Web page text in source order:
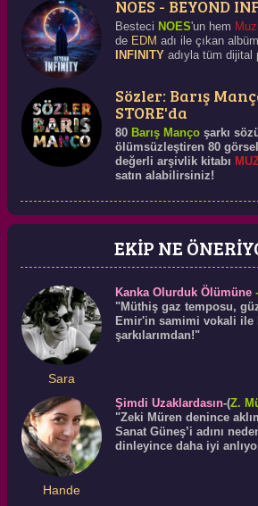
NOES - BEYOND
Besteci NOES'un hem
de EDM adı ile çıkan
INFINITYadıyla tüm dijital
Sözler: Barış
STORE'da
80 Barış Mançoşarkı
ölümsüzleştiren 80 görsel
değerli arşivlik kitabı
satın alabilirsiniz!
EKİP NE
Sara
Kanka Olurduk Ölümüne-
"Müthiş gaz temposu,
Emir'in samimi vokali ile
şarkılarımdan!"
Hande
Şimdi Uzaklardasın-(Z.
"Zeki Müren denince
Sanat Güneş’i adını
dinleyince daha iyi